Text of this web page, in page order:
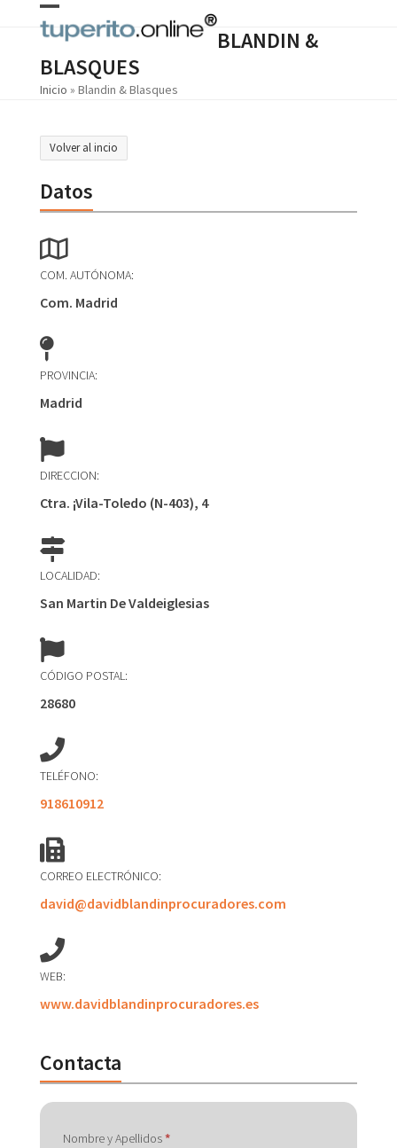
Open
mobile
menu
Close
mobile
menu
BLANDIN &
BLASQUES
Inicio » Blandin & Blasques
Volver al incio
Datos
COM. AUTÓNOMA:
Com. Madrid
PROVINCIA:
Madrid
DIRECCION:
Ctra. ¡Vila-Toledo (N-403), 4
LOCALIDAD:
San Martin De Valdeiglesias
CÓDIGO POSTAL:
28680
TELÉFONO:
918610912
CORREO ELECTRÓNICO:
david@davidblandinprocuradores.com
WEB:
www.davidblandinprocuradores.es
Contacta
Contactar
Nombre y Apellidos*